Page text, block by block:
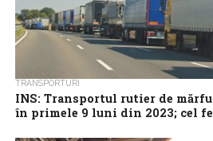
TRANSPORTURI
INS: Transportul rutier de
în primele 9 luni din 2023; cel